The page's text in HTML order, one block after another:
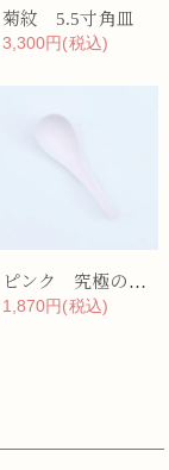
菊紋 5.5寸角皿
3,300円(税込)
ピンク 究極のレンゲ
1,870円(税込)